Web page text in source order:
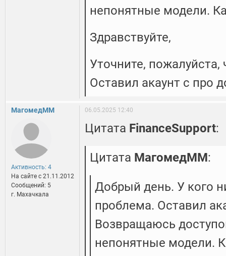
непонятные модели.
Здравствуйте,
Уточните, пожалуйста,
Оставил акаунт с про
МагомедММ
Активность: 4
На сайте c 21.11.2012
Сообщений: 5
г. Махачкала
06.05.2025 12:40
Цитата FinanceSupport:
Цитата МагомедММ:
Добрый день. У кого
проблема. Оставил
Возвращаюсь
непонятные модели.